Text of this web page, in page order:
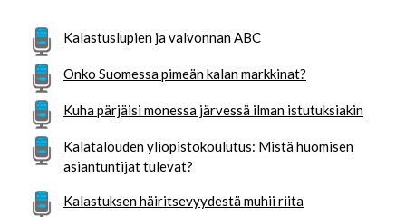
Kalastuslupien ja valvonnan ABC
Onko Suomessa pimeän kalan markkinat?
Kuha pärjäisi monessa järvessä ilman istutuksiakin
Kalatalouden yliopistokoulutus: Mistä huomisen
asiantuntijat tulevat?
Kalastuksen häiritsevyydestä muhii riita